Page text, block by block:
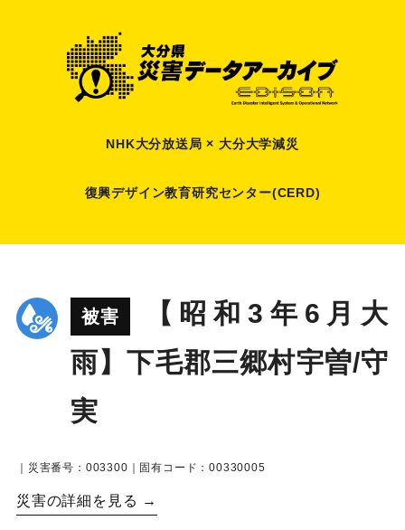
NHK大分放送局 × 大分大学減災
復興デザイン教育研究センター(CERD)
被害
【昭和3年6月大
雨】下毛郡三郷村宇曽/守
実
｜災害番号：003300｜固有コード：00330005
災害の詳細を見る →